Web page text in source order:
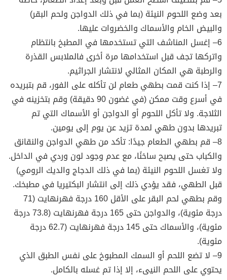
بعد وضع اللحوم النيئة (بما في ذلك الدواجن ولحم البقر)
والبيض الخام والأسماك والخضروات عليها.
6– إغسل المناشف التي تستخدمها في المطبخ بانتظام
واتركها تجف قبل استخدامها مرة أخرى فالملابس القذرة
والرطبة هي المكان المثالي لانتشار الجراثيم.
7– إذا كنت قمت بطهي طعام لن تأكله على الفور، قم بتبريده
في أسرع وقت ممكن (في غضون 90 دقيقة) وقم بتخزينه في
الثلاجة. ولا تأكل اللحوم أو الدواجن أو الأسماك التي تم
تبريدها بدون طهي لمدة تزيد عن يوم إلى يومين.
8– قم بطهي الطعام جيدًا: تأكد من طهي الدواجن والنقانق
والكباب حتى يصبح ساخنًا، مع عدم وجود لون وردي في الداخل.
ولا تغسل اللحوم النيئة (بما في ذلك الدجاج والديك الرومي)
قبل الطهي، فقد يؤدي ذلك إلى انتشار البكتيريا في مطبخك.
وقم بطهي لحم البقر على الأقل 160 درجة فهرنهايت (71
درجة مئوية)، والدواجن حتى 165 درجة فهرنهايت (73.8 درجة
مئوية)، والأسماك حتى 145 درجة فهرنهايت (62.7 درجة
مئوية).
9– لا تضع اللحم أو السمك المطبوخ على نفس الطبق الذي
يحتوي على اللحم النيىء، إلا إذا تم غسله بالكامل.